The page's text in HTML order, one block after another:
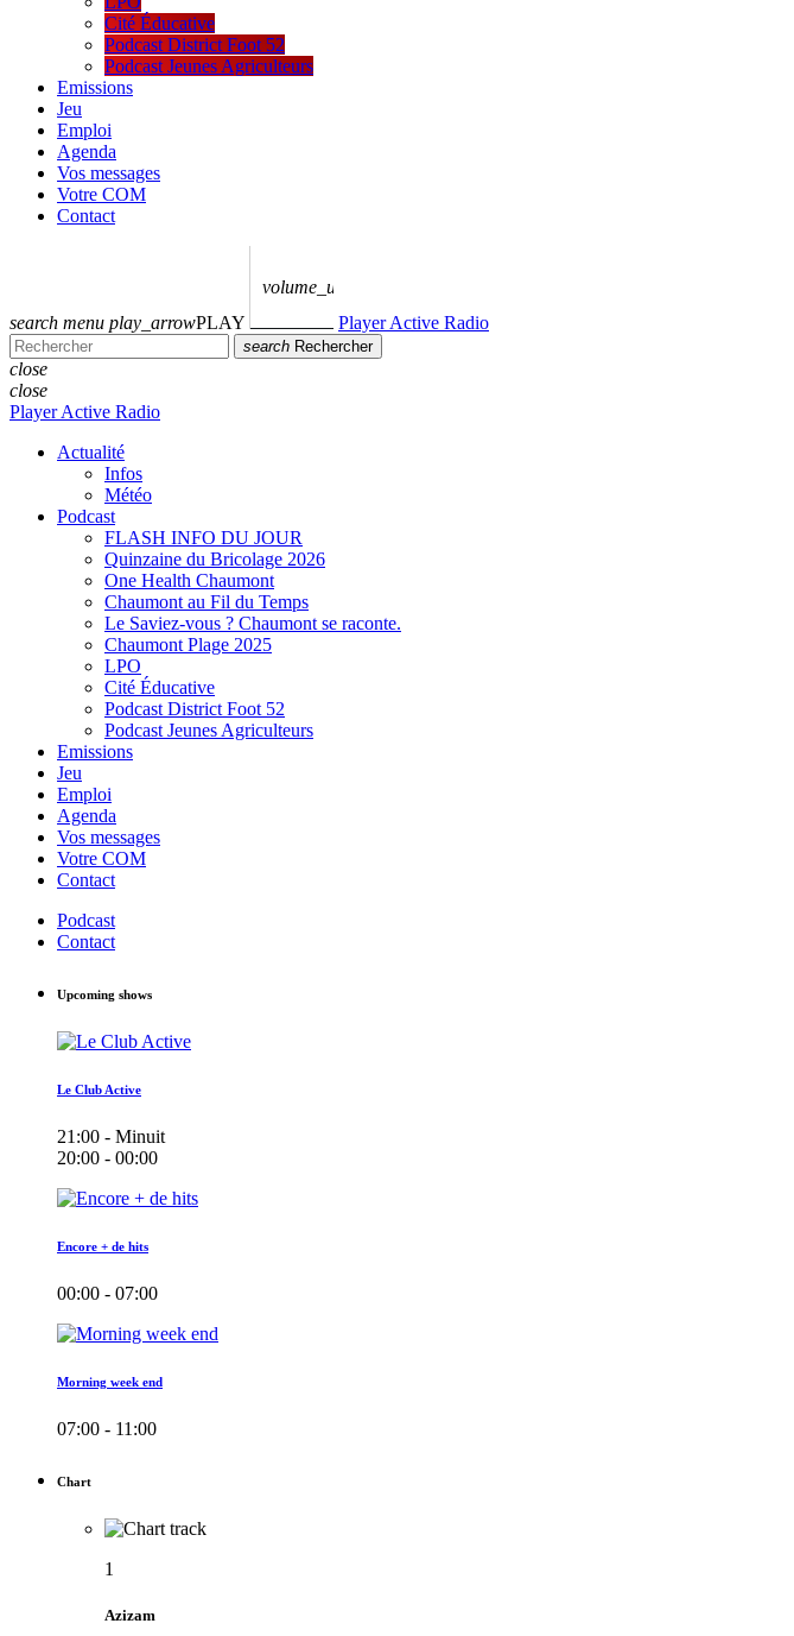
Cité Éducative
Podcast District Foot 52
Podcast Jeunes Agriculteurs
Emissions
Jeu
Emploi
Agenda
Vos messages
Votre COM
Contact
search menu play_arrowPLAY
volume_up
Player Active Radio
search Rechercher
close
close
Player Active Radio
Actualité
Infos
Météo
Podcast
FLASH INFO DU JOUR
Quinzaine du Bricolage 2026
One Health Chaumont
Chaumont au Fil du Temps
Le Saviez-vous ? Chaumont se raconte.
Chaumont Plage 2025
LPO
Cité Éducative
Podcast District Foot 52
Podcast Jeunes Agriculteurs
Emissions
Jeu
Emploi
Agenda
Vos messages
Votre COM
Contact
Podcast
Contact
Upcoming shows
Le Club Active
21:00 - Minuit
20:00 - 00:00
Encore + de hits
00:00 - 07:00
Morning week end
07:00 - 11:00
Chart
1
Azizam